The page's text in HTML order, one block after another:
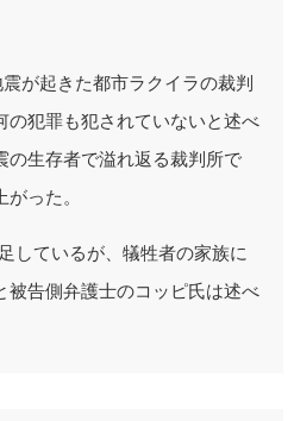
が起きた都市ラクイラの裁判
の犯罪も犯されていないと述べ
の生存者で溢れ返る裁判所で
った。
しているが、犠牲者の家族に
被告側弁護士のコッピ氏は述べ